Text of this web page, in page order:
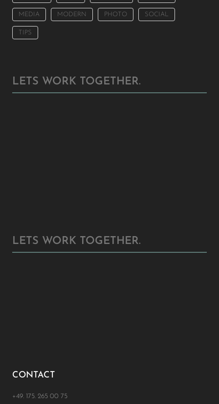
MEDIA MODERN PHOTO SOCIAL
TIPS
LETS WORK TOGETHER.
LETS WORK TOGETHER.
CONTACT
+49. 175. 265 00 75